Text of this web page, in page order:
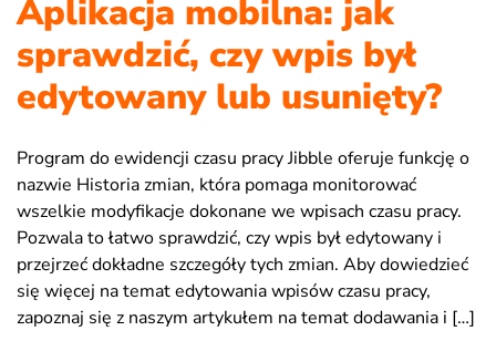
Aplikacja mobilna: jak
sprawdzić, czy wpis był
edytowany lub usunięty?
Program do ewidencji czasu pracy Jibble oferuje funkcję o
nazwie Historia zmian, która pomaga monitorować
wszelkie modyfikacje dokonane we wpisach czasu pracy.
Pozwala to łatwo sprawdzić, czy wpis był edytowany i
przejrzeć dokładne szczegóły tych zmian. Aby dowiedzieć
się więcej na temat edytowania wpisów czasu pracy,
zapoznaj się z naszym artykułem na temat dodawania i […]